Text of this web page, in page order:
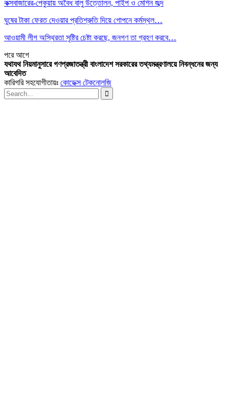
কক্সবাজারের-পেকুয়ায় অবৈধ বালু উত্তোলন, পাইপ ও মেশিন জব্দ
ঘুষের টাকা ফেরত দেওয়ার প্রতিশ্রুতি দিয়ে গোপনে কর্মস্থল…
আওয়ামী লীগ অস্থিরতা সৃষ্টির চেষ্টা করছে, জনগণ তা গ্রহণ করবে…
পরেআগে
যথাযথ নিয়মানুসারে গণপ্রজাতন্ত্রী বাংলাদেশ সরকারের তথ্যমন্ত্রণালয়ে নিবন্ধনের জন্য
আবেদিত
কারিগরি সহযোগীতায়ঃ কোডেক্স টেকনোলজি